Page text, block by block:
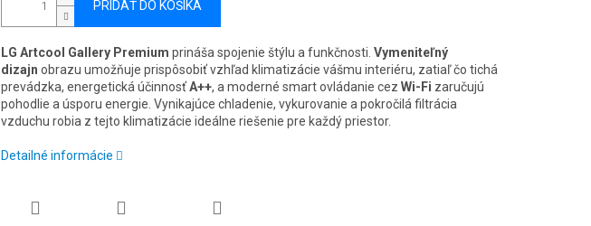
PRIDAŤ DO KOŠÍKA
LG Artcool Gallery Premium prináša spojenie štýlu a funkčnosti. Vymeniteľný
dizajn obrazu umožňuje prispôsobiť vzhľad klimatizácie vášmu interiéru, zatiaľ čo tichá
prevádzka, energetická účinnosťA++, a moderné smart ovládanie cez Wi-Fi zaručujú
pohodlie a úsporu energie. Vynikajúce chladenie, vykurovanie a pokročilá filtrácia
vzduchu robia z tejto klimatizácie ideálne riešenie pre každý priestor.
Detailné informácie